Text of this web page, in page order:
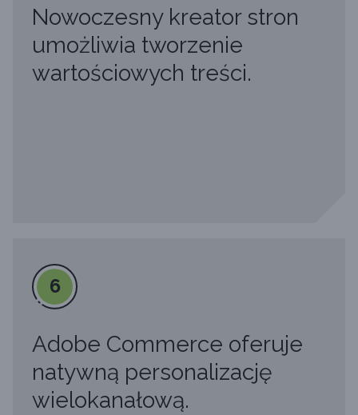
Nowoczesny kreator stron
umożliwia tworzenie
wartościowych treści.
6
Adobe Commerce oferuje
natywną personalizację
wielokanałową.